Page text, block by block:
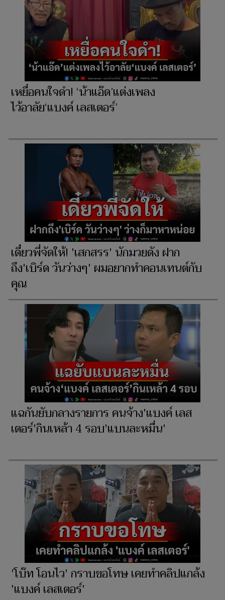
เหยื่อคนใจดำ! ‘น้าแอ๊ด’แต่งเพลง
ไว้อาลัย‘แบงค์ เลสเตอร์’
เดี๋ยวพี่จัดให้! 'เสกสรร' นักมวยดัง ฝาก
ถึง'เบิร์ด วันว่างๆ' ผมอยากทำคอนเทนต์กับ
คุณ
แฉกันยับกลางรายการ คนจ้าง'แบงค์ เลส
เตอร์'กินเหล้า 4 รอบ'แบนละหมื่น'
'โบ๊ท โอนไว' กราบขอโทษ เคยทำคลิปแกล้ง
'แบงค์ เลสเตอร์'